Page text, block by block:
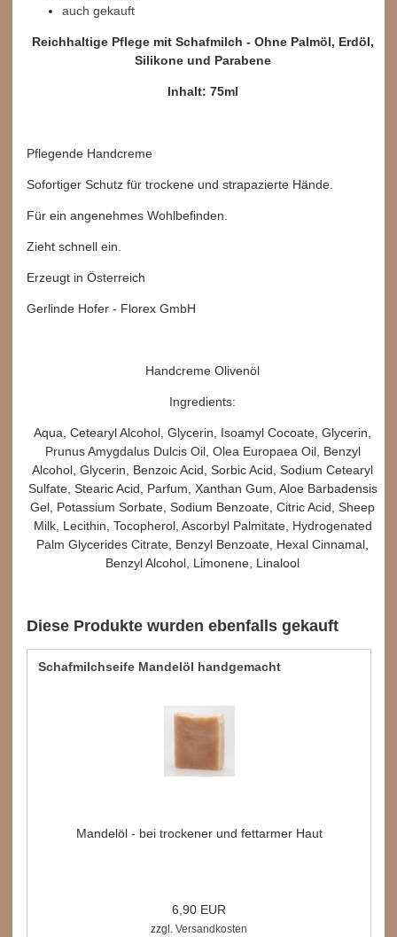
auch gekauft
Reichhaltige Pflege mit Schafmilch - Ohne Palmöl, Erdöl,
Silikone und Parabene
Inhalt: 75ml
Pflegende Handcreme
Sofortiger Schutz für trockene und strapazierte Hände.
Für ein angenehmes Wohlbefinden.
Zieht schnell ein.
Erzeugt in Österreich
Gerlinde Hofer - Florex GmbH
Handcreme Olivenöl
Ingredients:
Aqua, Cetearyl Alcohol, Glycerin, Isoamyl Cocoate, Glycerin,
Prunus Amygdalus Dulcis Oil, Olea Europaea Oil, Benzyl
Alcohol, Glycerin, Benzoic Acid, Sorbic Acid, Sodium Cetearyl
Sulfate, Stearic Acid, Parfum, Xanthan Gum, Aloe Barbadensis
Gel, Potassium Sorbate, Sodium Benzoate, Citric Acid, Sheep
Milk, Lecithin, Tocopherol, Ascorbyl Palmitate, Hydrogenated
Palm Glycerides Citrate, Benzyl Benzoate, Hexal Cinnamal,
Benzyl Alcohol, Limonene, Linalool
Diese Produkte wurden ebenfalls gekauft
Schafmilchseife Mandelöl handgemacht
Mandelöl - bei trockener und fettarmer Haut
6,90 EUR
zzgl. Versandkosten